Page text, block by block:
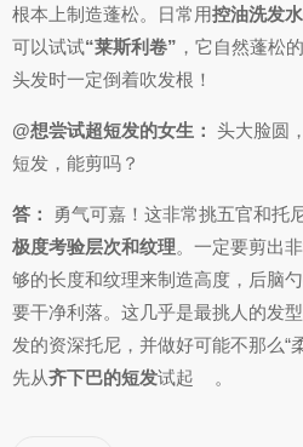
根本上制造蓬松。日常用控油洗发
可以试试“莱斯利卷” ，它自然蓬松
头发时一定倒着吹发根！
@想尝试超短发的女生： 头大脸圆
短发，能剪吗？
答：
勇气可嘉！这非常挑五官和托
极度考验层次和纹理。一定要剪出
够的长度和纹理来制造高度，后脑
要干净利落。这几乎是最挑人的发
发的资深托尼，并做好可能不那么“
先从齐下巴的短发试起 。